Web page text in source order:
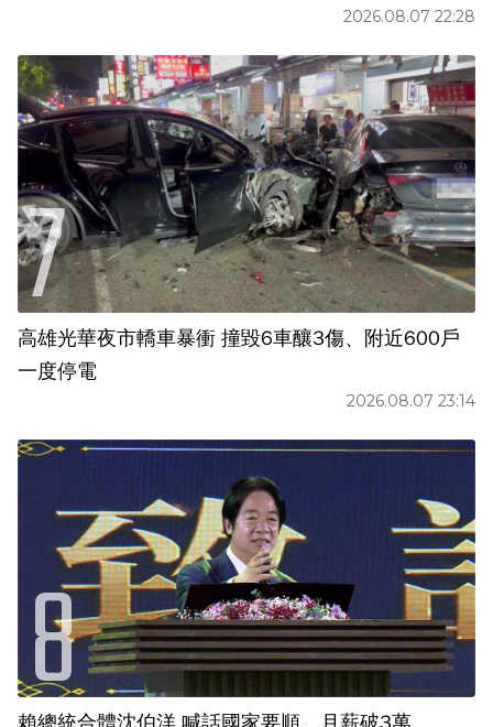
2026.08.07 22:28
高雄光華夜市轎車暴衝 撞毀6車釀3傷、附近600戶
一度停電
2026.08.07 23:14
賴總統合體沈伯洋 喊話國家要順、月薪破3萬